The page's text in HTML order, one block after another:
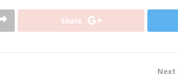
Share